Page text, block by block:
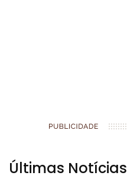
Últimas Notícias